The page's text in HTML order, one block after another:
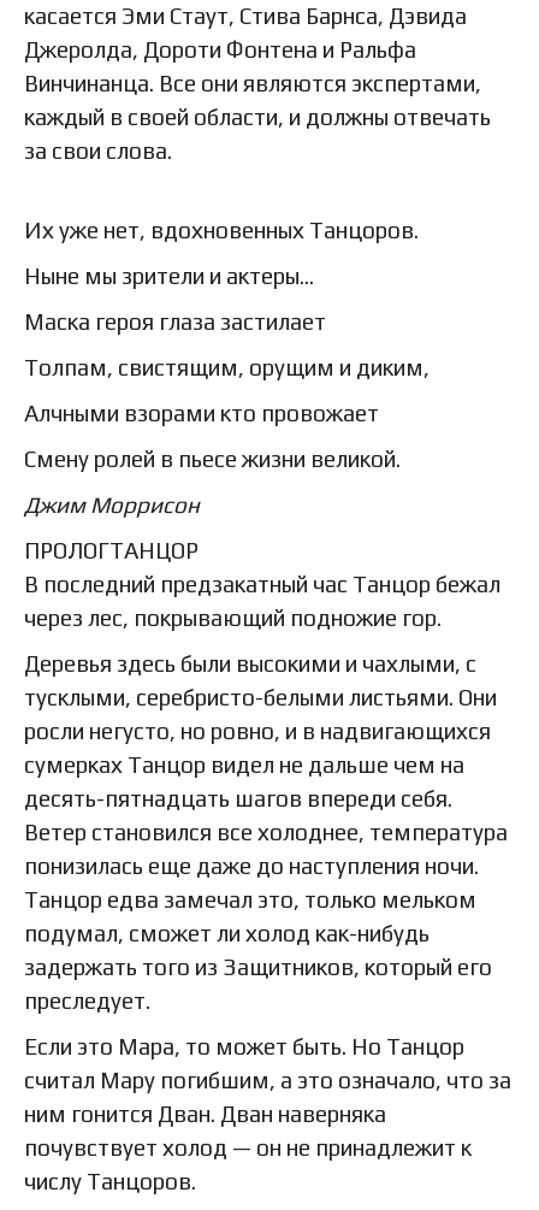
касается Эми Стаут, Стива Барнса, Дэвида
Джеролда, Дороти Фонтена и Ральфа
Винчинанца. Все они являются экспертами,
каждый в своей области, и должны отвечать
за свои слова.
Их уже нет, вдохновенных Танцоров.
Ныне мы зрители и актеры...
Маска героя глаза застилает
Толпам, свистящим, орущим и диким,
Алчными взорами кто провожает
Смену ролей в пьесе жизни великой.
Джим Моррисон
ПРОЛОГТАНЦОР
В последний предзакатный час Танцор бежал
через лес, покрывающий подножие гор.
Деревья здесь были высокими и чахлыми, с
тусклыми, серебристо-белыми листьями. Они
росли негусто, но ровно, и в надвигающихся
сумерках Танцор видел не дальше чем на
десять-пятнадцать шагов впереди себя.
Ветер становился все холоднее, температура
понизилась еще даже до наступления ночи.
Танцор едва замечал это, только мельком
подумал, сможет ли холод как-нибудь
задержать того из Защитников, который его
преследует.
Если это Мара, то может быть. Но Танцор
считал Мару погибшим, а это означало, что за
ним гонится Дван. Дван наверняка
почувствует холод — он не принадлежит к
числу Танцоров.